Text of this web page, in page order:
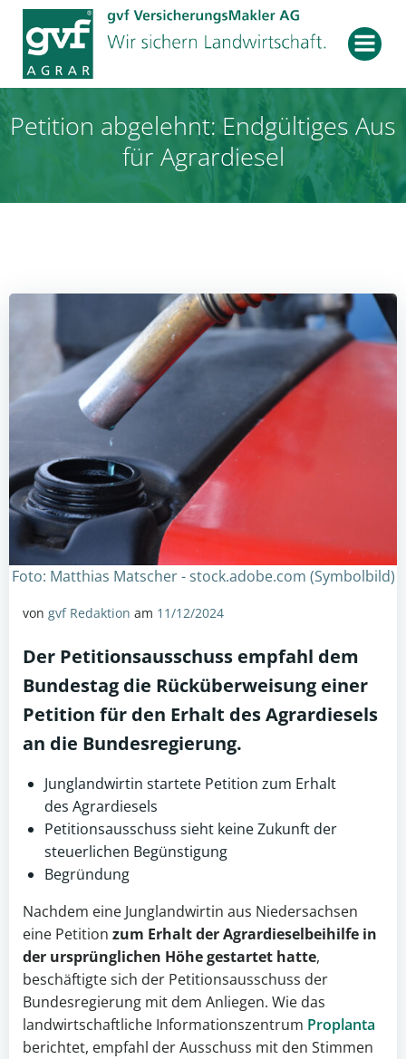
Zum
Inhalt
springen
Petition abgelehnt: Endgültiges Aus
für Agrardiesel
Foto: Matthias Matscher - stock.adobe.com (Symbolbild)
von gvf Redaktion am 11/12/2024
Der Petitionsausschuss empfahl dem
Bundestag die Rücküberweisung einer
Petition für den Erhalt desAgrardiesels
an die Bundesregierung.
Junglandwirtin startete Petition zum Erhalt
des Agrardiesels
Petitionsausschuss sieht keine Zukunft der
steuerlichen Begünstigung
Begründung
Nachdem eine Junglandwirtin aus Niedersachsen
eine Petition zum Erhalt der Agrardieselbeihilfe in
der ursprünglichen Höhe gestartet hatte,
beschäftigte sich der Petitionsausschuss der
Bundesregierung mit dem Anliegen. Wie das
landwirtschaftliche Informationszentrum Proplanta
berichtet, empfahl der Ausschuss mit den Stimmen